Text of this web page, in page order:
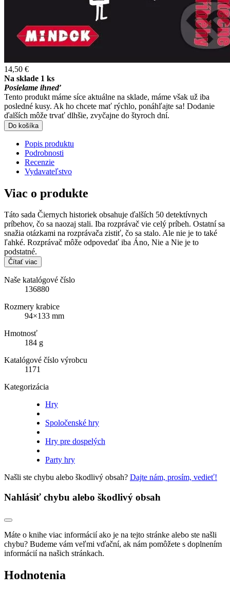
14,50 €
Na sklade 1 ks
Posielame ihneď
Tento produkt máme síce aktuálne na sklade, máme však už iba
posledné kusy. Ak ho chcete mať rýchlo, ponáhľajte sa! Dodanie
ďalších môže trvať dlhšie, zvyčajne do štyroch dní.
Do košíka
Popis produktu
Podrobnosti
Recenzie
Vydavateľstvo
Viac o produkte
Táto sada Čiernych historiek obsahuje ďalších 50 detektívnych
príbehov, čo sa naozaj stali. Iba rozprávač vie celý príbeh. Ostatní sa
snažia otázkami na rozprávača zistiť, čo sa stalo. Ale nie je to také
ľahké. Rozprávač môže odpovedať iba Áno, Nie a Nie je to
podstatné.
Čítať viac
Naše katalógové číslo
136880
Rozmery krabice
94×133 mm
Hmotnosť
184 g
Katalógové číslo výrobcu
1171
Kategorizácia
Hry
Spoločenské hry
Hry pre dospelých
Party hry
Našli ste chybu alebo škodlivý obsah? Dajte nám, prosím, vedieť!
Nahlásiť chybu alebo škodlivý obsah
Máte o knihe viac informácií ako je na tejto stránke alebo ste našli
chybu? Budeme vám veľmi vďační, ak nám pomôžete s doplnením
informácií na našich stránkach.
Hodnotenia